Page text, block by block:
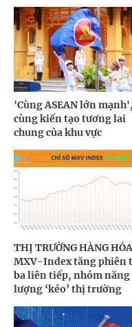
'Cùng ASEAN lớn mạnh',
cùng kiến tạo tương lai
chung của khu vực
THỊ TRƯỜNG HÀNG
MXV-Index tăng phiên
ba liên tiếp, nhóm năng
lượng ‘kéo’ thị trường